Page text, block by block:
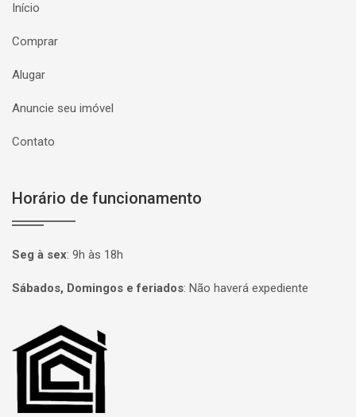
Início
Comprar
Alugar
Anuncie seu imóvel
Contato
Horário de funcionamento
Seg à sex: 9h às 18h
Sábados, Domingos e feriados: Não haverá expediente
Página inicial